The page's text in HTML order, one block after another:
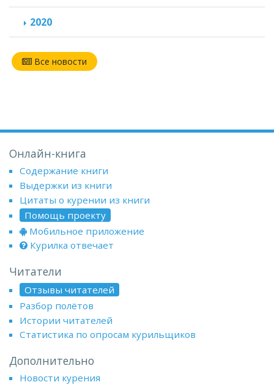
2020
Все новости
Онлайн-книга
Содержание книги
Выдержки из книги
Цитаты о курении из книги
Помощь проекту
Мобильное приложение
Курилка отвечает
Читатели
Отзывы читателей
Разбор полётов
Истории читателей
Статистика по опросам курильщиков
Дополнительно
Новости курения